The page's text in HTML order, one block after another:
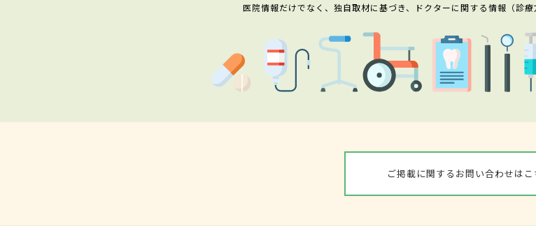
医院情報だけでなく、独自取材に基づき、ドクターに関する情報（診
ご掲載に関するお問い合わせはこ